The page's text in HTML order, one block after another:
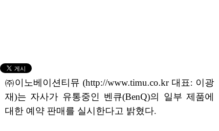
㈜이노베이션티뮤 (http://www.timu.co.kr 대표: 이광
재)는 자사가 유통중인 벤큐(BenQ)의 일부 제품에
대한 예약 판매를 실시한다고 밝혔다.